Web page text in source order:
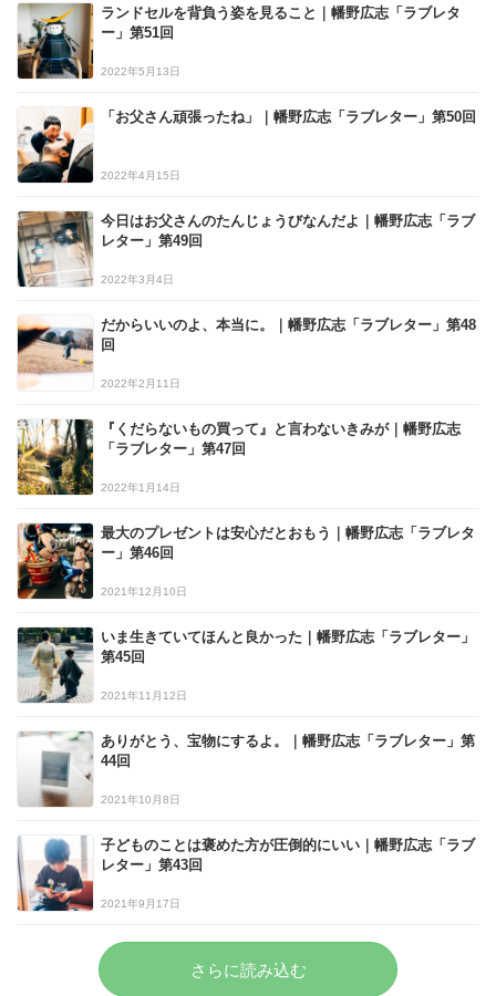
ランドセルを背負う姿を見ること｜幡野広志「ラブレタ
ー」第51回
2022年5月13日
「お父さん頑張ったね」｜幡野広志「ラブレター」第50回
2022年4月15日
今日はお父さんのたんじょうびなんだよ｜幡野広志「ラブ
レター」第49回
2022年3月4日
だからいいのよ、本当に。｜幡野広志「ラブレター」第48
回
2022年2月11日
『くだらないもの買って』と言わないきみが｜幡野広志
「ラブレター」第47回
2022年1月14日
最大のプレゼントは安心だとおもう｜幡野広志「ラブレタ
ー」第46回
2021年12月10日
いま生きていてほんと良かった｜幡野広志「ラブレター」
第45回
2021年11月12日
ありがとう、宝物にするよ。｜幡野広志「ラブレター」第
44回
2021年10月8日
子どものことは褒めた方が圧倒的にいい｜幡野広志「ラブ
レター」第43回
2021年9月17日
さらに読み込む